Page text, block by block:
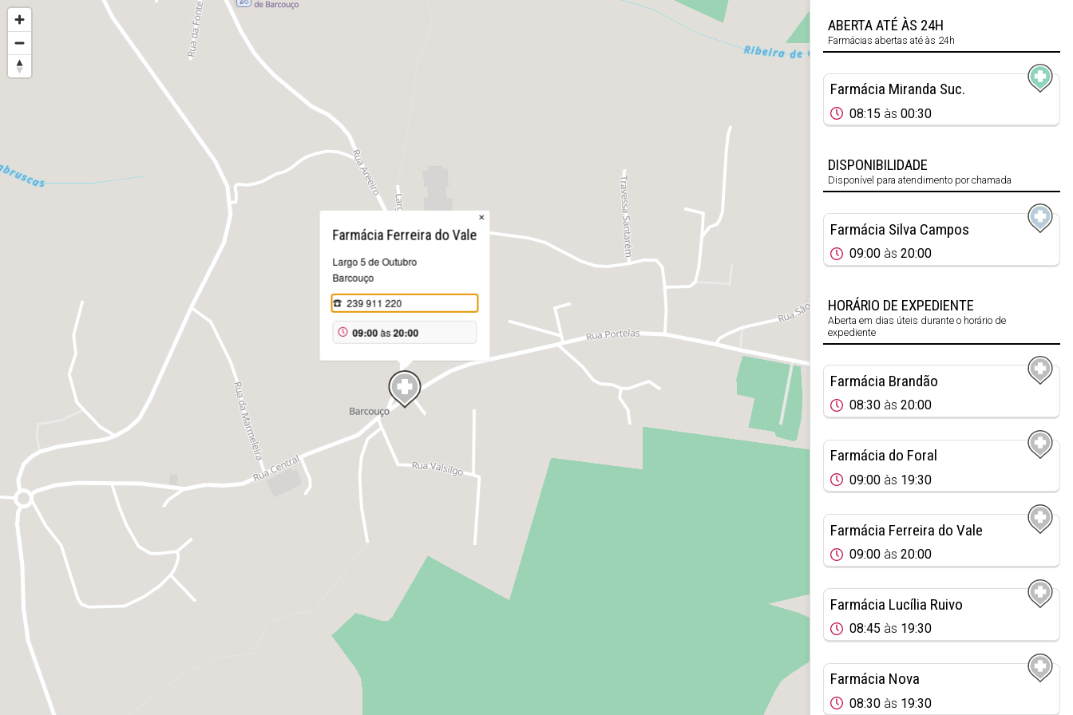
Farmácia Ferreira do Vale
Largo 5 de Outubro
Barcouço
239 911 220
09:00às20:00
×
ABERTA ATÉ ÀS 24H
Farmácias abertas até às 24h
Farmácia Miranda Suc.
08:15 às 00:30
DISPONIBILIDADE
Disponível para atendimento por chamada
Farmácia Silva Campos
09:00 às 20:00
HORÁRIO DE EXPEDIENTE
Aberta em dias úteis durante o horário de
expediente
Farmácia Brandão
08:30 às 20:00
Farmácia do Foral
09:00 às 19:30
Farmácia Ferreira do Vale
09:00 às 20:00
Farmácia Lucília Ruivo
08:45 às 19:30
Farmácia Nova
08:30 às 19:30